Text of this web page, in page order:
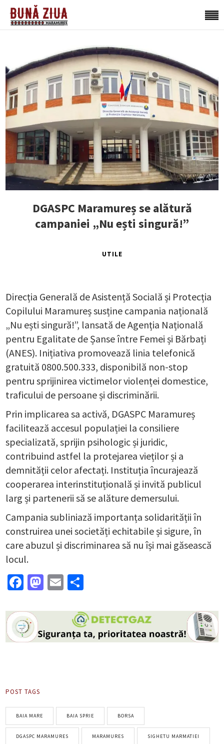
DGASPC Maramureș se alătură
campaniei „Nu ești singură!”
UTILE
Direcția Generală de Asistență Socială și Protecția
Copilului Maramureș susține campania națională
„Nu ești singură!”, lansată de Agenția Națională
pentru Egalitate de Șanse între Femei și Bărbați
(ANES). Inițiativa promovează linia telefonică
gratuită 0800.500.333, disponibilă non-stop
pentru sprijinirea victimelor violenței domestice,
traficului de persoane și discriminării.
Prin implicarea sa activă, DGASPC Maramureș
facilitează accesul populației la consiliere
specializată, sprijin psihologic și juridic,
contribuind astfel la protejarea vieților și a
demnității celor afectați. Instituția încurajează
cooperarea interinstituțională și invită publicul
larg și partenerii să se alăture demersului.
Campania subliniază importanța solidarității în
construirea unei societăți echitabile și sigure, în
care abuzul și discriminarea să nu își mai găsească
locul.
Facebook
Mastodon
Email
POST TAGS
BAIA MARE BAIA SPRIE BORSA
DGASPC MARAMURES MARAMURES SIGHETU MARMATIEI